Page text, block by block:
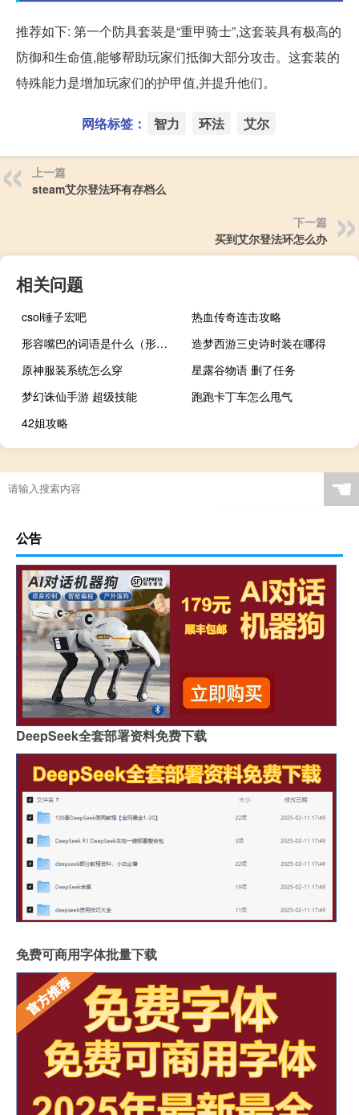
推荐如下: 第一个防具套装是“重甲骑士”,这套装具有极高的
防御和生命值,能够帮助玩家们抵御大部分攻击。这套装的
特殊能力是增加玩家们的护甲值,并提升他们。
网络标签： 智力 环法 艾尔
上一篇
steam艾尔登法环有存档么
下一篇
买到艾尔登法环怎么办
相关问题
csol锤子宏吧
热血传奇连击攻略
形容嘴巴的词语是什么（形容嘴巴的词语有什么）
造梦西游三史诗时装在哪得
原神服装系统怎么穿
星露谷物语 删了任务
梦幻诛仙手游 超级技能
跑跑卡丁车怎么甩气
42姐攻略
☚
公告
DeepSeek全套部署资料免费下载
免费可商用字体批量下载